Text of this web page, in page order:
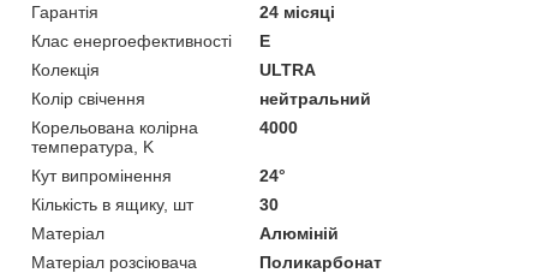
Гарантія
24 місяці
Клас енергоефективності
E
Колекція
ULTRA
Колір свічення
нейтральний
Корельована колірна
температура, K
4000
Кут випромінення
24°
Кількість в ящику, шт
30
Матеріал
Алюміній
Матеріал розсіювача
Поликарбонат